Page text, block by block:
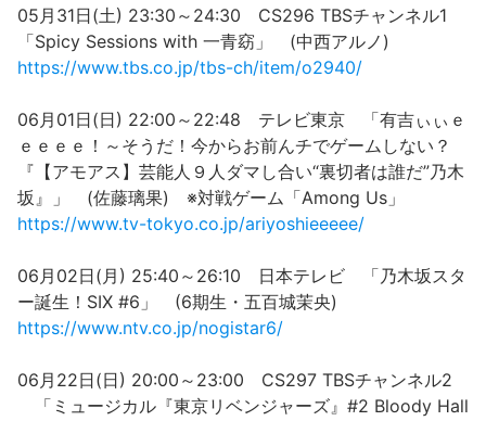
05月31日(土) 23:30～24:30 CS296 TBSチャンネル1
「Spicy Sessions with 一青窈」 (中西アルノ)
https://www.tbs.co.jp/tbs-ch/item/o2940/
06月01日(日) 22:00～22:48 テレビ東京 「有吉ぃぃｅ
ｅｅｅｅ！～そうだ！今からお前んチでゲームしない？
『【アモアス】芸能人９人ダマし合い“裏切者は誰だ”乃木
坂』」 (佐藤璃果) ※対戦ゲーム「Among Us」
https://www.tv-tokyo.co.jp/ariyoshieeeee/
06月02日(月) 25:40～26:10 日本テレビ 「乃木坂スタ
ー誕生！SIX #6」 (6期生・五百城茉央)
https://www.ntv.co.jp/nogistar6/
06月22日(日) 20:00～23:00 CS297 TBSチャンネル2
「ミュージカル『東京リベンジャーズ』#2 Bloody Hall